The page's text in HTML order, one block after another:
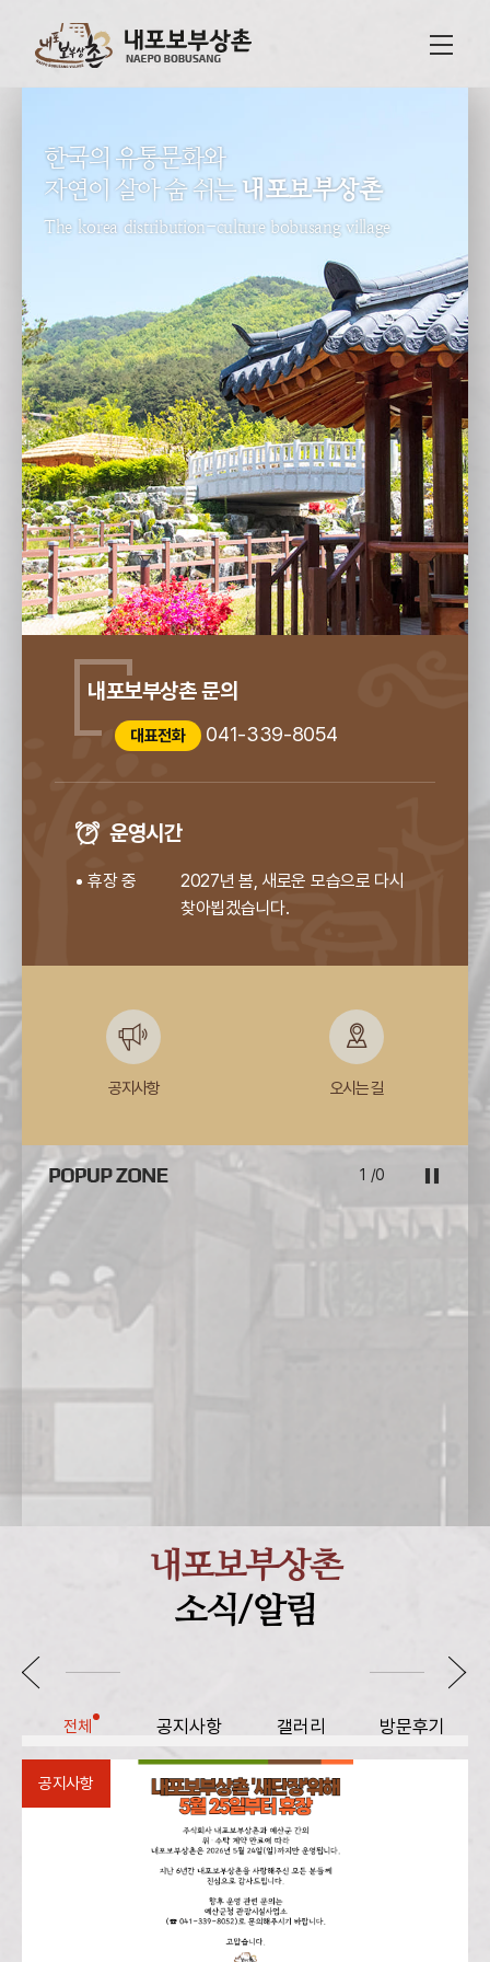
한국의 유통문화와
자연이 살아 숨 쉬는 내포보부상촌
The korea distribution-culture bobusang village
내포보부상촌 문의
대표전화 041-339-8054
운영시간
휴장 중
2027년 봄, 새로운 모습으로 다시
찾아뵙겠습니다.
공지사항 오시는 길
1 /0
내포보부상촌
소식/알림
전체
공지사항
공지사항 갤러리 방문후기